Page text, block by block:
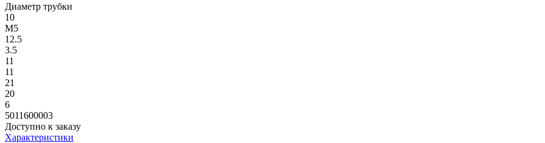
Диаметр трубки
10
M5
12.5
3.5
11
11
21
20
6
5011600003
Доступно к заказу
Характеристики